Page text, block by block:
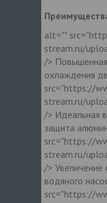
alt=""
stream.ru/
/>
охлаждения
src="https://
stream.ru/
/> Идеальная
защита
src="https://
stream.ru/
/> Увеличение
водяного
src="https://